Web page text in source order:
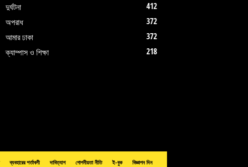
দুর্ঘটনা
412
অপরাধ
372
আমার ঢাকা
372
ক্যাম্পাস ও শিক্ষা
218
ব্যবহারের শর্তাবলী দাবিত্যাগ গোপনীয়তা নীতি ই-বুক বিজ্ঞাপন দিন